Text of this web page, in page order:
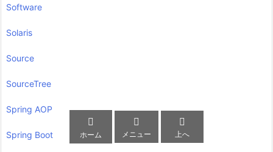
Software
Solaris
Source
SourceTree
Spring AOP
Spring Boot

ホーム

メニュー

上へ